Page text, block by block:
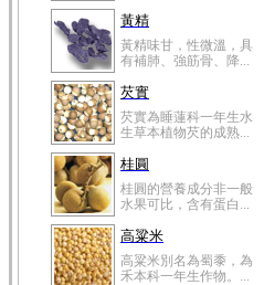
黃精
黃精味甘，性微溫，具
有補肺、強筋骨、降...
芡實
芡實為睡蓮科一年生水
生草本植物芡的成熟...
桂圓
桂圓的營養成分非一般
水果可比，含有蛋白...
高粱米
高粱米別名為蜀黍，為
禾本科一年生作物。...